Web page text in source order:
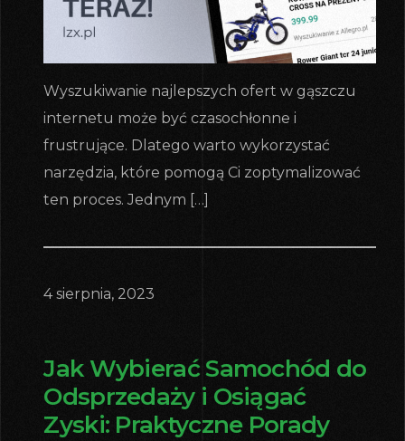
Wyszukiwanie najlepszych ofert w gąszczu
internetu może być czasochłonne i
frustrujące. Dlatego warto wykorzystać
narzędzia, które pomogą Ci zoptymalizować
ten proces. Jednym […]
4 sierpnia, 2023
Jak Wybierać Samochód do
Odsprzedaży i Osiągać
Zyski: Praktyczne Porady